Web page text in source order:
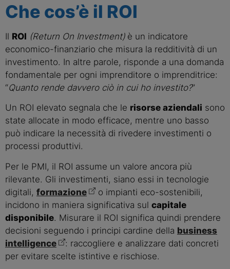
Che cos’è il ROI
Il ROI (Return On Investment) è un indicatore
economico-finanziario che misura la redditività di un
investimento. In altre parole, risponde a una domanda
fondamentale per ogni imprenditore o imprenditrice:
“Quanto rende davvero ciò in cui ho investito?”
Un ROI elevato segnala che le risorse aziendali sono
state allocate in modo efficace, mentre uno basso
può indicare la necessità di rivedere investimenti o
processi produttivi.
Per le PMI, il ROI assume un valore ancora più
rilevante. Gli investimenti, siano essi in tecnologie
digitali, formazione
o impianti eco-sostenibili,
incidono in maniera significativa sul capitale
disponibile. Misurare il ROI significa quindi prendere
decisioni seguendo i principi cardine della business
intelligence
: raccogliere e analizzare dati concreti
per evitare scelte istintive e rischiose.